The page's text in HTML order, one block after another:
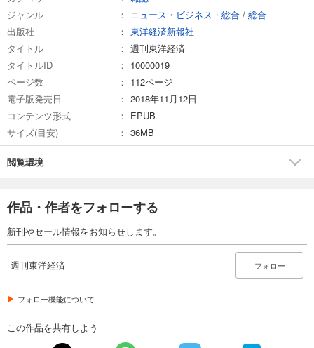
試し読み
あらすじを表示する
週刊東洋経済 2026/3/7号
あらすじを表示する
あらすじを表示する
カート
あらすじを表示する
ジャンル
ニュース・ビジネス・総合 / 総合
出版社
東洋経済新報社
タイトル
週刊東洋経済
タイトルID
10000019
ページ数
112ページ
電子版発売日
2018年11月12日
コンテンツ形式
EPUB
サイズ(目安)
36MB
閲覧環境
作品・作者をフォローする
新刊やセール情報をお知らせします。
週刊東洋経済 フォロー
フォロー機能について
この作品を共有しよう